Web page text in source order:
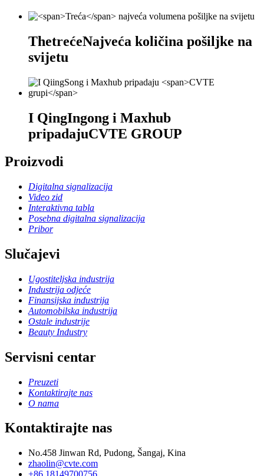
ThetrećeNajveća količina pošiljke na
svijetu
I QingIngong i Maxhub
pripadajuCVTE GROUP
Proizvodi
Digitalna signalizacija
Video zid
Interaktivna tabla
Posebna digitalna signalizacija
Pribor
Slučajevi
Ugostiteljska industrija
Industrija odjeće
Finansijska industrija
Automobilska industrija
Ostale industrije
Beauty Industry
Servisni centar
Preuzeti
Kontaktirajte nas
O nama
Kontaktirajte nas
No.458 Jinwan Rd, Pudong, Šangaj, Kina
zhaolin@cvte.com